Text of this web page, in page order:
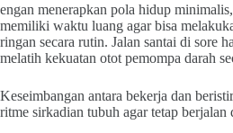
engan menerapkan pola hidup
memiliki waktu luang agar bisa
ringan secara rutin. Jalan santai di sore
melatih kekuatan otot pemompa darah
Keseimbangan antara bekerja dan
ritme sirkadian tubuh agar tetap berjalan